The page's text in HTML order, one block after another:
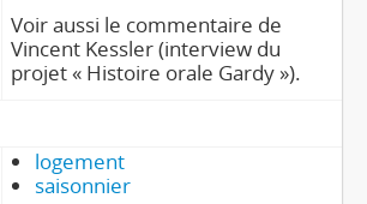
Voir aussi le commentaire de
Vincent Kessler (interview du
projet « Histoire orale Gardy »).
logement
saisonnier